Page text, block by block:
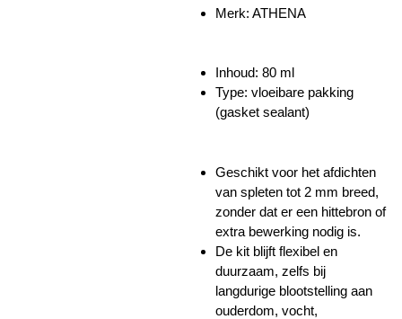
Merk: ATHENA
Inhoud: 80 ml
Type: vloeibare pakking
(gasket sealant)
Geschikt voor het afdichten
van spleten tot 2 mm breed,
zonder dat er een hittebron of
extra bewerking nodig is.
De kit blijft flexibel en
duurzaam, zelfs bij
langdurige blootstelling aan
ouderdom, vocht,